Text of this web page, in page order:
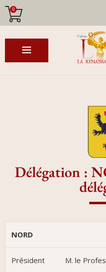
0
Délégation :
NORD
Président M. le